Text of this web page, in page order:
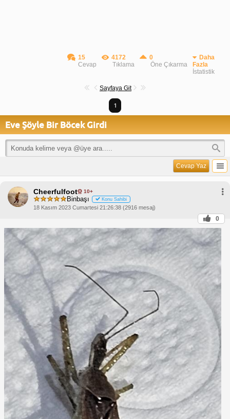
15
Cevap
4172
Tıklama
0
Öne Çıkarma
Daha
Fazla
İstatistik
Sayfaya Git
1
Eve Şöyle Bir Böcek Girdi
Cevap Yaz
Cheerfulfoot 10+
Binbaşı Konu Sahibi
18 Kasım 2023 Cumartesi 21:26:38 (2916 mesaj)
0